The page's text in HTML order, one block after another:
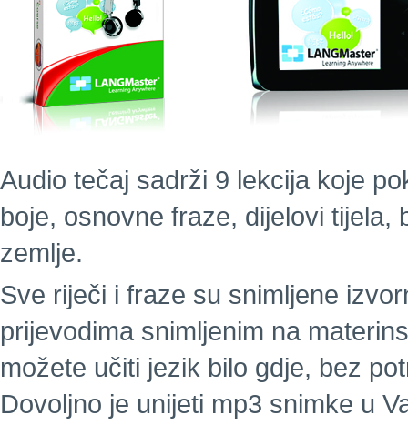
Audio tečaj sadrži 9 lekcija koje
boje, osnovne fraze, dijelovi
zemlje.
Sve riječi i fraze su snimljene
prijevodima snimljenim na
možete učiti jezik bilo gdje, bez
Dovoljno je unijeti mp3 snimke u